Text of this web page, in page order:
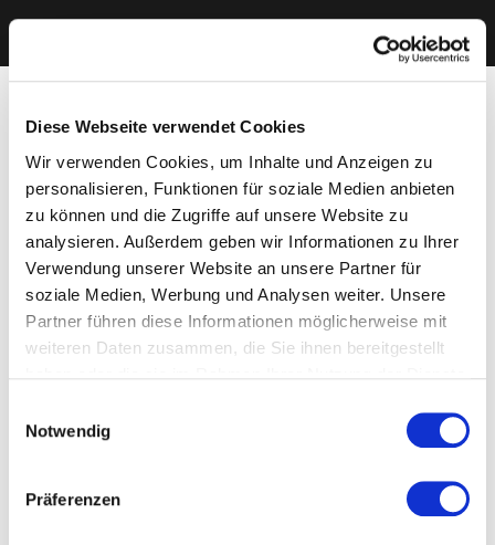
Diese Webseite verwendet Cookies
Wir verwenden Cookies, um Inhalte und Anzeigen zu
personalisieren, Funktionen für soziale Medien anbieten
zu können und die Zugriffe auf unsere Website zu
analysieren. Außerdem geben wir Informationen zu Ihrer
Verwendung unserer Website an unsere Partner für
soziale Medien, Werbung und Analysen weiter. Unsere
Partner führen diese Informationen möglicherweise mit
weiteren Daten zusammen, die Sie ihnen bereitgestellt
Cookies, wenn Sie unsere Webseite weiterhin nutzen.
Notwendig
Präferenzen